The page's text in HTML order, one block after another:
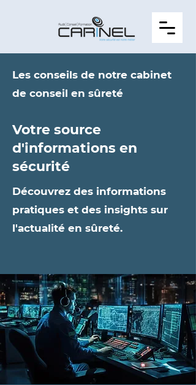
Les conseils de notre cabinet
de conseil en sûreté
Votre source
d'informations en
sécurité
Découvrez des informations
pratiques et des insights sur
l'actualité en sûreté.